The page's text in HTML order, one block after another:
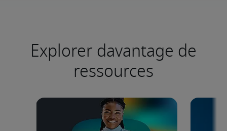
Explorer davantage de
ressources